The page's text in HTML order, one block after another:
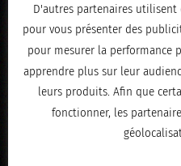
D'autres partenaires
pour vous présenter des
pour mesurer la performance
apprendre plus sur leur
leurs produits. Afin que
fonctionner, les